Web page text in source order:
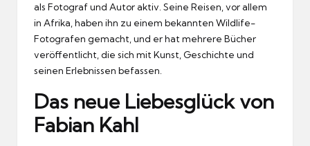
als Fotograf und Autor aktiv. Seine Reisen, vor allem
in Afrika, haben ihn zu einem bekannten Wildlife-
Fotografen gemacht, und er hat mehrere Bücher
veröffentlicht, die sich mit Kunst, Geschichte und
seinen Erlebnissen befassen.
Das neue Liebesglück von
Fabian Kahl